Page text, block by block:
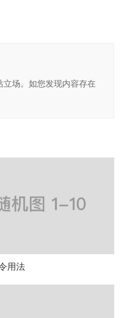
立场。如您发现内容存在
用法